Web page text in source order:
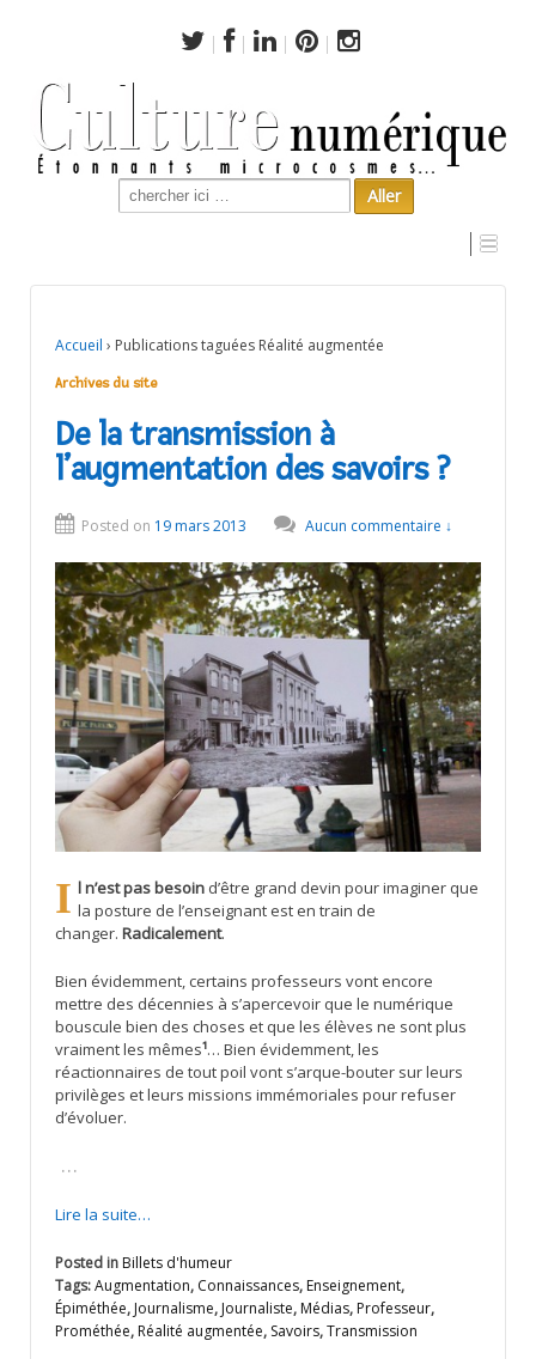
Search
for:
Accueil › Publications taguées Réalité augmentée
Archives du site
De la transmission à
l’augmentation des savoirs ?
Posted on 19 mars 2013 Aucun commentaire ↓
Il n’est pas besoin d’être grand devin pour imaginer que
la posture de l’enseignant est en train de
changer. Radicalement.
Bien évidemment, certains professeurs vont encore
mettre des décennies à s’apercevoir que le numérique
bouscule bien des choses et que les élèves ne sont plus
vraiment les mêmes¹… Bien évidemment, les
réactionnaires de tout poil vont s’arque-bouter sur leurs
privilèges et leurs missions immémoriales pour refuser
d’évoluer.
…
Lire la suite…
Posted in Billets d'humeur
Tags:Augmentation, Connaissances, Enseignement,
Épiméthée, Journalisme, Journaliste, Médias, Professeur,
Prométhée, Réalité augmentée, Savoirs,Transmission